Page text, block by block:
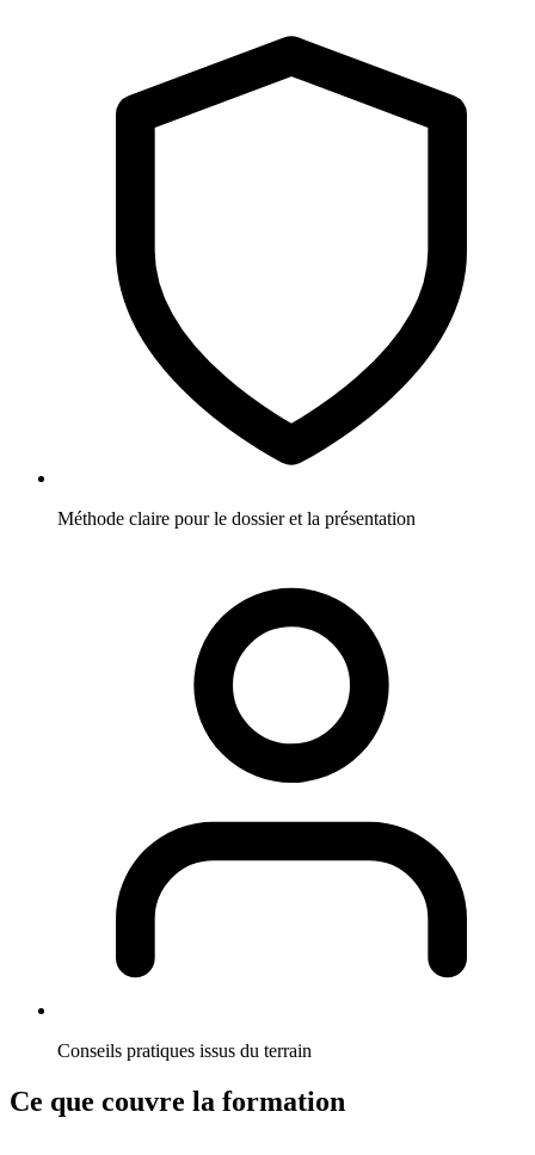
Méthode claire pour le dossier et la présentation
Conseils pratiques issus du terrain
Ce que couvre la formation